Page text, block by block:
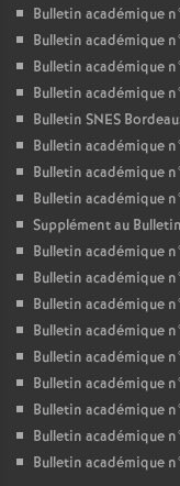
Bulletin académique
Bulletin académique
Bulletin académique
Bulletin académique
Bulletin SNES
Bulletin académique
Bulletin académique
Bulletin académique
Supplément au
Bulletin académique
Bulletin académique
Bulletin académique
Bulletin académique
Bulletin académique
Bulletin académique
Bulletin académique
Bulletin académique
Bulletin académique